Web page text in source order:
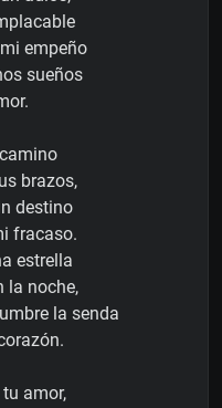
empeño
sueños
brazos,
destino
fracaso.
estrella
la noche,
la senda
amor,